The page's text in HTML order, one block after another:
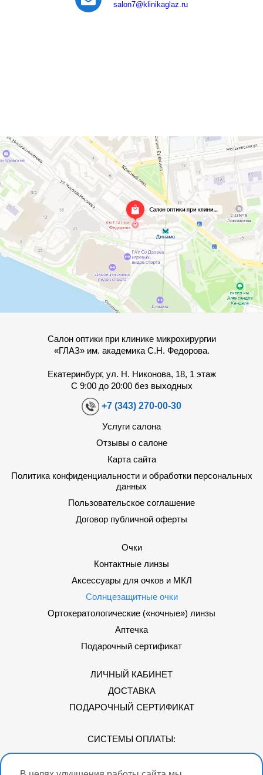
salon7@klinikaglaz.ru
Салон оптики при клинике микрохирургии
«ГЛАЗ» им. академика С.Н. Федорова.
Екатеринбург, ул. Н. Никонова, 18, 1 этаж
С 9:00 до 20:00 без выходных
+7 (343) 270-00-30
Услуги салона
Отзывы о салоне
Карта сайта
Политика конфиденциальности и обработки персональных
данных
Пользовательское соглашение
Договор публичной оферты
Очки
Контактные линзы
Аксессуары для очков и МКЛ
Солнцезащитные очки
Ортокератологические («ночные») линзы
Аптечка
Подарочный сертификат
ЛИЧНЫЙ КАБИНЕТ
ДОСТАВКА
ПОДАРОЧНЫЙ СЕРТИФИКАТ
СИСТЕМЫ ОПЛАТЫ: